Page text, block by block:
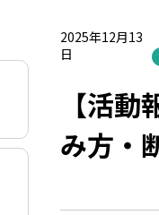
2025年12月13
日
【活
み方・